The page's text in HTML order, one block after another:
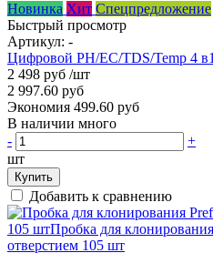
Новинка Хит Спецпредложение
Быстрый просмотр
Артикул: -
Цифровой PH/EC/TDS/Temp 4
2 498 руб /шт
2 997.60 руб
Экономия 499.60 руб
В наличии много
-
+
шт
Купить
Добавить к сравнению